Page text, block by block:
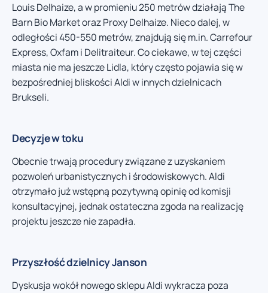
Louis Delhaize, a w promieniu 250 metrów działają The
Barn Bio Market oraz Proxy Delhaize. Nieco dalej, w
odległości 450-550 metrów, znajdują się m.in. Carrefour
Express, Oxfam i Delitraiteur. Co ciekawe, w tej części
miasta nie ma jeszcze Lidla, który często pojawia się w
bezpośredniej bliskości Aldi w innych dzielnicach
Brukseli.
Decyzje w toku
Obecnie trwają procedury związane z uzyskaniem
pozwoleń urbanistycznych i środowiskowych. Aldi
otrzymało już wstępną pozytywną opinię od komisji
konsultacyjnej, jednak ostateczna zgoda na realizację
projektu jeszcze nie zapadła.
Przyszłość dzielnicy Janson
Dyskusja wokół nowego sklepu Aldi wykracza poza